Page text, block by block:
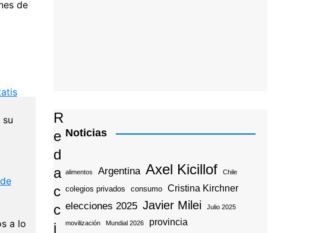
de
a lo
R
E
D
A
C
C
I
Noticias
alimentos Argentina Axel Kicillof Chile
colegios privados consumo Cristina Kirchner
elecciones 2025 Javier Milei Julio 2025
movilización Mundial 2026 provincia